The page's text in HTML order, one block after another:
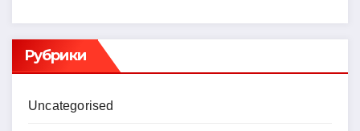
Рубрики
Uncategorised